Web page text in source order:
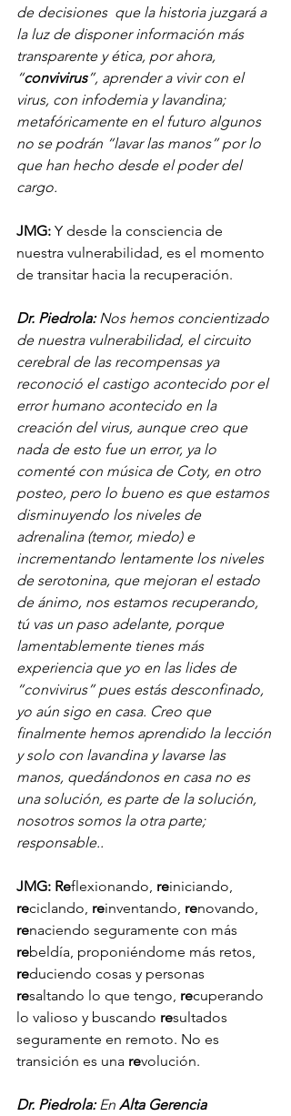
de decisiones  que la historia juzgará a
la luz de disponer información más
transparente y ética, por ahora,
“convivirus”, aprender a vivir con el
virus, con infodemia y lavandina;
metafóricamente en el futuro algunos
no se podrán “lavar las manos” por lo
que han hecho desde el poder del
cargo.
JMG: Y desde la consciencia de
nuestra vulnerabilidad, es el momento
de transitar hacia la recuperación.
Dr. Piedrola: Nos hemos concientizado
de nuestra vulnerabilidad, el circuito
cerebral de las recompensas ya
reconoció el castigo acontecido por el
error humano acontecido en la
creación del virus, aunque creo que
nada de esto fue un error, ya lo
comenté con música de Coty, en otro
posteo, pero lo bueno es que estamos
disminuyendo los niveles de
adrenalina (temor, miedo) e
incrementando lentamente los niveles
de serotonina, que mejoran el estado
de ánimo, nos estamos recuperando,
tú vas un paso adelante, porque
lamentablemente tienes más
experiencia que yo en las lides de
“convivirus” pues estás desconfinado,
yo aún sigo en casa. Creo que
finalmente hemos aprendido la lección
y solo con lavandina y lavarse las
manos, quedándonos en casa no es
una solución, es parte de la solución,
nosotros somos la otra parte;
responsable..
JMG: Reflexionando, reiniciando,
reciclando, reinventando, renovando,
renaciendo seguramente con más
rebeldía, proponiéndome más retos,
reduciendo cosas y personas
resaltando lo que tengo, recuperando
lo valioso y buscando resultados
seguramente en remoto. No es
transición es una revolución.
Dr. Piedrola: En Alta Gerencia